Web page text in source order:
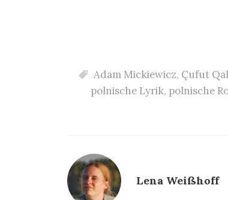
Adam Mickiewicz, Çufut
polnische Lyrik, polnische
Lena Weißhoff